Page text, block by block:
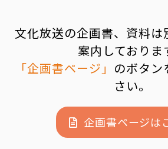
文化放送の企画書、資料は
案内しておりま
「企画書ページ」 のボタン
さい。
企画書ページは